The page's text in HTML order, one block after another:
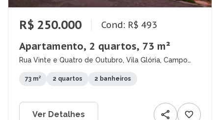
R$ 250.000 Cond: R$ 493
Apartamento, 2 quartos, 73 m²
Rua Vinte e Quatro de Outubro, Vila Glória, Campo
73 m² 2 quartos 2 banheiros
Ver Detalhes